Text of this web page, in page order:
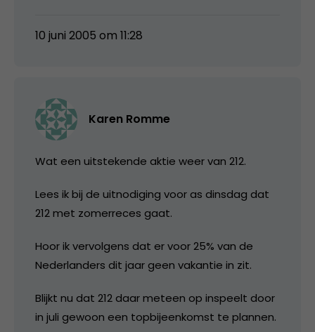
10 juni 2005 om 11:28
Karen Romme
Wat een uitstekende aktie weer van 212.
Lees ik bij de uitnodiging voor as dinsdag dat
212 met zomerreces gaat.
Hoor ik vervolgens dat er voor 25% van de
Nederlanders dit jaar geen vakantie in zit.
Blijkt nu dat 212 daar meteen op inspeelt door
in juli gewoon een topbijeenkomst te plannen.